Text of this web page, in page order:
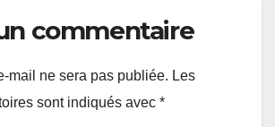
commentaire
mail ne sera pas publiée. Les
sont indiqués avec *